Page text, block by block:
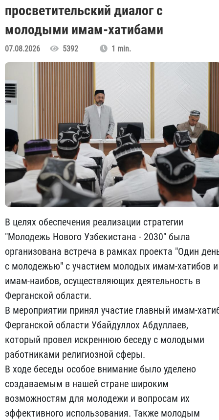
просветительский диалог с
молодыми имам-хатибами
07.08.2026 5392 1 min.
В целях обеспечения реализации стратегии
"Молодежь Нового Узбекистана - 2030" была
организована встреча в рамках проекта "Один
с молодежью" с участием молодых имам-хатибов и
имам-наибов, осуществляющих деятельность в
Ферганской области.
В мероприятии принял участие главный имам-
Ферганской области Убайдуллох Абдуллаев,
который провел искреннюю беседу с молодыми
работниками религиозной сферы.
В ходе беседы особое внимание было уделено
создаваемым в нашей стране широким
возможностям для молодежи и вопросам их
эффективного использования. Также молодым